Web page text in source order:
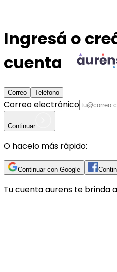
Ingresá o
cuenta
Correo Teléfono
Correo electrónico
Continuar
O hacelo más rápido:
Continuar con Google
Tu cuentaaurens te brinda